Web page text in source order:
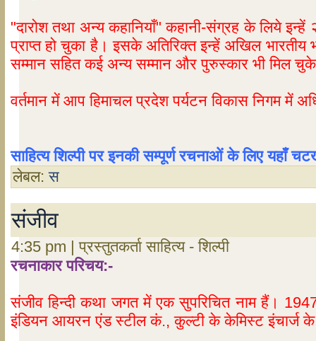
"दारोश तथा अन्य कहानियाँ" कहानी-संग्रह के लिये इन्हें
प्राप्त हो चुका है। इसके अतिरिक्त इन्हें अखिल भारतीय
सम्मान सहित कई अन्य सम्मान और पुरुस्कार भी मिल
वर्तमान में आप हिमाचल प्रदेश पर्यटन विकास निगम में
साहित्य शिल्पी पर इनकी सम्पूर्ण रचनाओं के लिए यहाँ
लेबल:स
संजीव
4:35 pm | प्रस्तुतकर्ता साहित्य - शिल्पी
रचनाकार परिचय:-
संजीव हिन्दी कथा जगत में एक सुपरिचित नाम हैं।
इंडियन आयरन एंड स्टील कं., कुल्टी के केमिस्ट इंचार्ज के